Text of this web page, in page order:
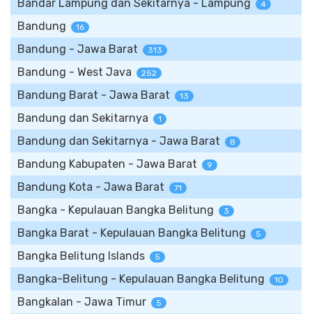
Bandar Lampung dan Sekitarnya - Lampung 4
Bandung 16
Bandung - Jawa Barat 313
Bandung - West Java 252
Bandung Barat - Jawa Barat 13
Bandung dan Sekitarnya 1
Bandung dan Sekitarnya - Jawa Barat 8
Bandung Kabupaten - Jawa Barat 9
Bandung Kota - Jawa Barat 71
Bangka - Kepulauan Bangka Belitung 3
Bangka Barat - Kepulauan Bangka Belitung 5
Bangka Belitung Islands 5
Bangka-Belitung - Kepulauan Bangka Belitung 10
Bangkalan - Jawa Timur 5